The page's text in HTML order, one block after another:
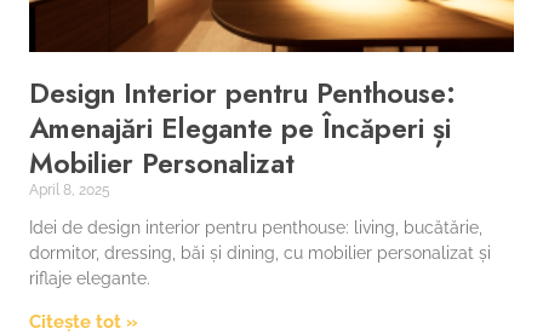
Design Interior pentru Penthouse:
Amenajări Elegante pe Încăperi și
Mobilier Personalizat
April 8, 2025
Idei de design interior pentru penthouse: living, bucătărie,
dormitor, dressing, băi și dining, cu mobilier personalizat și
riflaje elegante.
Citește tot »